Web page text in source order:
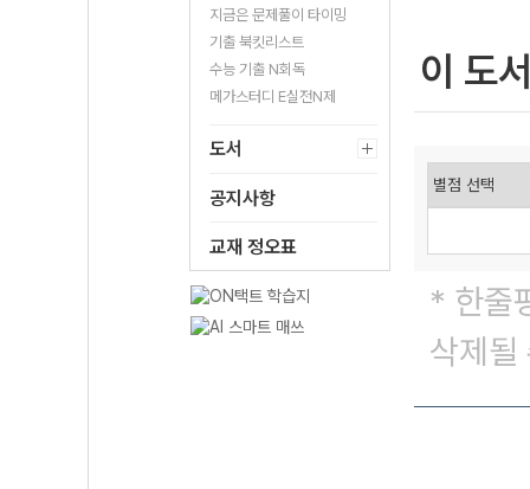
지금은 문제풀이 타이밍
기출 북킷리스트
수능 기출 N회독
메가스터디 E실전N제
도서
공지사항
교재 정오표
이 도
* 한줄
삭제될